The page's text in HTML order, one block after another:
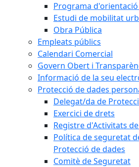
Programa
Estudi de mobilitat
Obra Pública
Empleats públics
Calendari Comercial
Govern Obert i
Informació de la seu
Protecció de dades
Delegat/da de
Exercici de drets
Registre d'Activitats
Política de seguretat
Protecció de dades
Comitè de Seguretat